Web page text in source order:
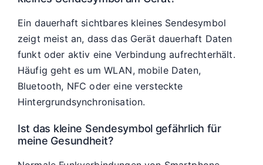
Ein dauerhaft sichtbares kleines Sendesymbol
zeigt meist an, dass das Gerät dauerhaft Daten
funkt oder aktiv eine Verbindung aufrechterhält.
Häufig geht es um WLAN, mobile Daten,
Bluetooth, NFC oder eine versteckte
Hintergrundsynchronisation.
Ist das kleine Sendesymbol gefährlich für
meine Gesundheit?